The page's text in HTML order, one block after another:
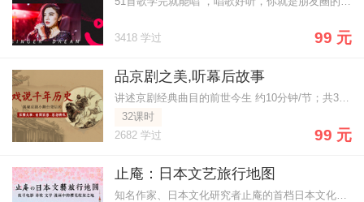
3418 学过 99 元
品京剧之美,听幕后故事
讲述京剧经典曲目的前世今生 约10分钟/节；共32节
32课时
2682 学过
99 元
止庵：日本文艺旅行地图
知名作家、日本文化研究者止庵的首档日本文化旅游节目。